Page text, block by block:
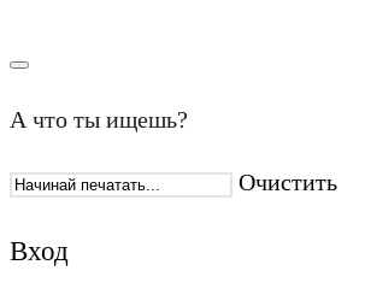
А что ты ищешь?
Очистить
Вход